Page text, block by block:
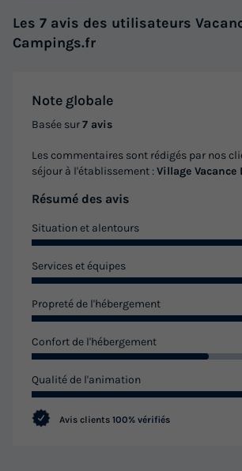
Les 7 avis des utilisateurs
Campings.fr
Note globale
Basée sur7 avis
Les commentaires sont rédigés par nos
séjour à l'établissement :Village Vacance
Résumé des avis
Situation et alentours
Services et équipes
Propreté de l'hébergement
Confort de l'hébergement
Qualité de l'animation
Avis clients 100% vérifiés